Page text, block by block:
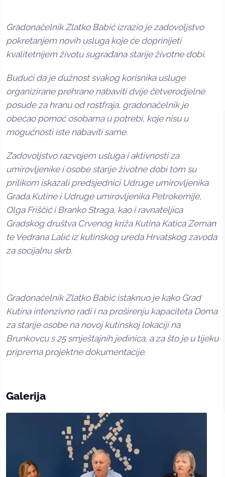
Gradonačelnik Zlatko Babić izrazio je zadovoljstvo
pokretanjem novih usluga koje će doprinijeti
kvalitetnijem životu sugrađana starije životne dobi.
Budući da je dužnost svakog korisnika usluge
organizirane prehrane nabaviti dvije četverodjelne
posude za hranu od rostfraja, gradonačelnik je
obećao pomoć osobama u potrebi, koje nisu u
mogućnosti iste nabaviti same.
Zadovoljstvo razvojem usluga i aktivnosti za
umirovljenike i osobe starije životne dobi tom su
prilikom iskazali predsjednici Udruge umirovljenika
Grada Kutine i Udruge umirovljenika Petrokemije,
Olga Friščić i Branko Straga, kao i ravnateljica
Gradskog društva Crvenog križa Kutina Katica Zeman
te Vedrana Lalić iz kutinskog ureda Hrvatskog zavoda
za socijalnu skrb.
Gradonačelnik Zlatko Babić istaknuo je kako Grad
Kutina intenzivno radi i na proširenju kapaciteta Doma
za starije osobe na novoj kutinskoj lokaciji na
Brunkovcu s 25 smještajnih jedinica, a za što je u tijeku
priprema projektne dokumentacije.
Galerija